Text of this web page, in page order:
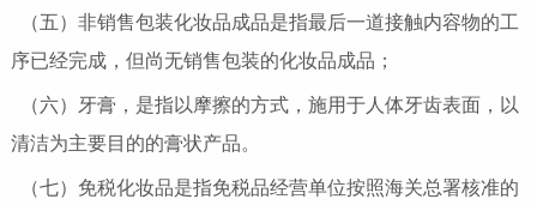
（五）非销售包装化妆品成品是指最后一道接触内容物的工
序已经完成，但尚无销售包装的化妆品成品；
（六）牙膏，是指以摩擦的方式，施用于人体牙齿表面，以
清洁为主要目的的膏状产品。
（七）免税化妆品是指免税品经营单位按照海关总署核准的